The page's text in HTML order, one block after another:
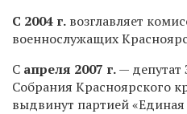
С 2004 г. возглавляет
военнослужащих
С апреля 2007 г.— депутат
Собрания Красноярского
выдвинут партией «Единая